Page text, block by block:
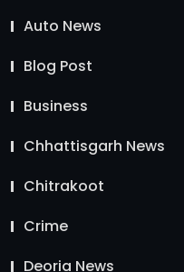
Auto News
Blog Post
Business
Chhattisgarh News
Chitrakoot
Crime
Deoria News